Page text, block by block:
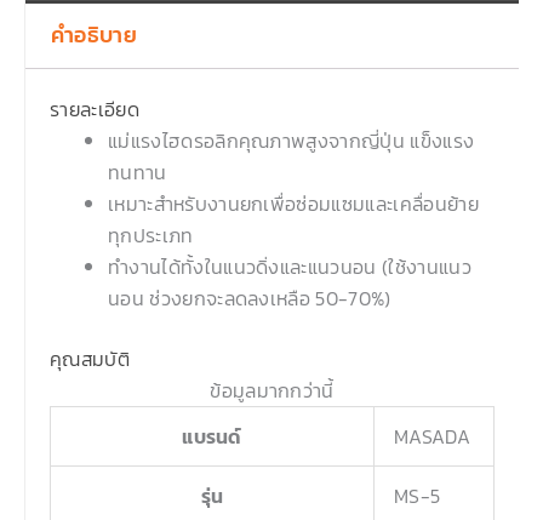
คำอธิบาย
รายละเอียด
แม่แรงไฮดรอลิกคุณภาพสูงจากญี่ปุ่น แข็งแรง
ทนทาน
เหมาะสำหรับงานยกเพื่อซ่อมแซมและเคลื่อนย้าย
ทุกประเภท
ทำงานได้ทั้งในแนวดิ่งและแนวนอน (ใช้งานแนว
นอน ช่วงยกจะลดลงเหลือ 50-70%)
คุณสมบัติ
ข้อมูลมากกว่านี้
แบรนด์
MASADA
รุ่น MS-5